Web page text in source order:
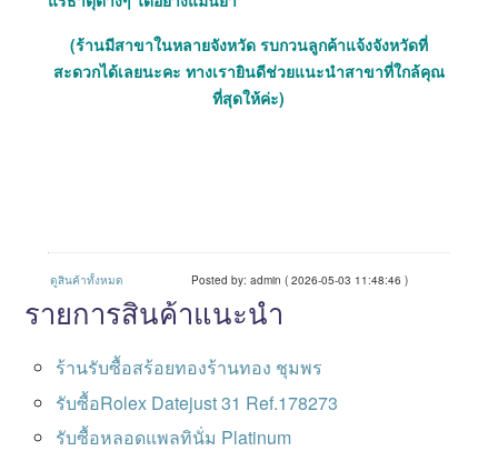
(ร้านมีสาขาในหลายจังหวัด รบกวนลูกค้าแจ้งจังหวัดที่
สะดวกได้เลยนะคะ ทางเรายินดีช่วยแนะนำสาขาที่ใกล้คุณ
ที่สุดให้ค่ะ)
ดูสินค้าทั้งหมด Posted by: admin ( 2026-05-03 11:48:46 )
รายการสินค้าแนะนำ
ร้านรับซื้อสร้อยทองร้านทอง ชุมพร
รับซื้อRolex Datejust 31 Ref.178273
รับซื้อหลอดแพลทินั่ม Platinum